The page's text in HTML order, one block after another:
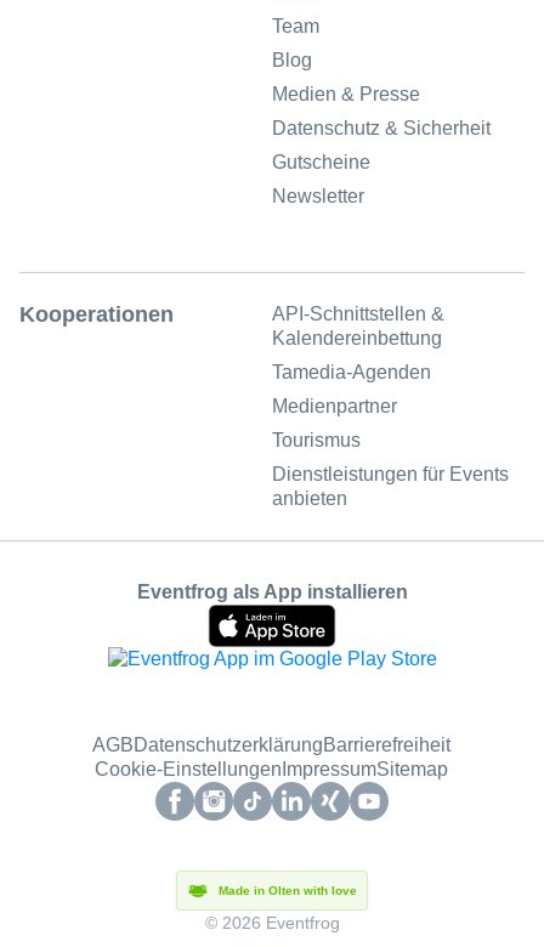
Team
Blog
Medien & Presse
Datenschutz & Sicherheit
Gutscheine
Newsletter
Kooperationen
API-Schnittstellen &
Kalendereinbettung
Tamedia-Agenden
Medienpartner
Tourismus
Dienstleistungen für Events
anbieten
Eventfrog als App installieren
Made in Olten with love
© 2026 Eventfrog
AGBDatenschutzerklärungBarrierefreiheit
Cookie-Einstellungen ImpressumSitemap